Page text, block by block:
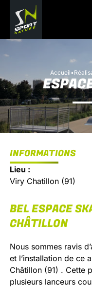
Accueil•
BEL ESPACE
CHÂTILLON
Nous sommes ravis
et l’installation de ce
Châtillon (91) . Cette
plusieurs lanceurs
INFORMATIONS
Lieu :
Viry Chatillon (91)